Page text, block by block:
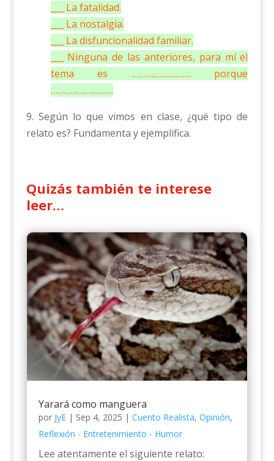
___ La fatalidad.
___ La nostalgia.
___ La disfuncionalidad familiar.
___ Ninguna de las anteriores, para mí el
tema es ………..……………. porque
……………………….
9. Según lo que vimos en clase, ¿qué tipo de
relato es? Fundamenta y ejemplifica.
Quizás también te interese
leer…
Yarará como manguera
por JyE| Sep 4, 2025 | Cuento Realista, Opinión,
Reflexión - Entretenimiento - Humor
Lee atentamente el siguiente relato: